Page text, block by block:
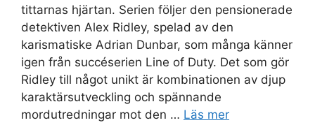
tittarnas hjärtan. Serien följer den pensionerade
detektiven Alex Ridley, spelad av den
karismatiske Adrian Dunbar, som många känner
igen från succéserien Line of Duty. Det som gör
Ridley till något unikt är kombinationen av djup
karaktärsutveckling och spännande
mordutredningar mot den … Läs mer